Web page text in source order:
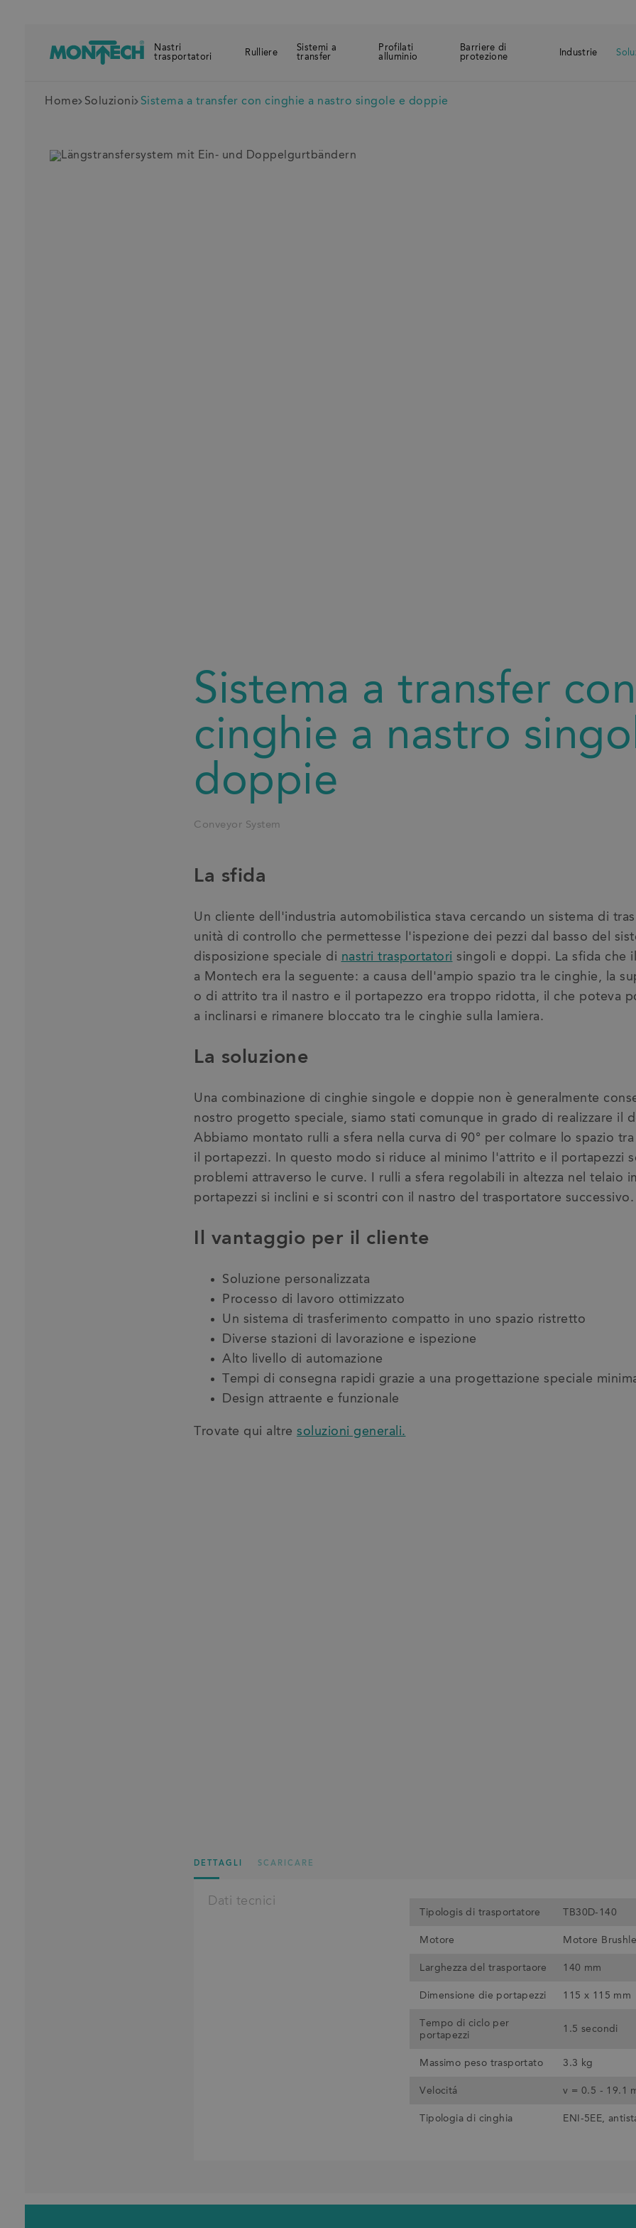
Nastri
trasportatori
Rulliere
Sistemi a
transfer
Profilati
alluminio
Barriere di
protezione
Industrie
Home Soluzioni Sistema a transfer con cinghie a nastro singole e doppie
Sistema a transfer con
cinghie a nastro
doppie
Conveyor System
La sfida
Un cliente dell'industria automobilistica stava cercando un sistema di
unità di controllo che permettesse l'ispezione dei pezzi dal basso del
disposizione speciale di nastri trasportatori singoli e doppi. La sfida che
a Montech era la seguente: a causa dell'ampio spazio tra le cinghie, la
o di attrito tra il nastro e il portapezzo era troppo ridotta, il che poteva
a inclinarsi e rimanere bloccato tra le cinghie sulla lamiera.
La soluzione
Una combinazione di cinghie singole e doppie non è generalmente
nostro progetto speciale, siamo stati comunque in grado di realizzare il
Abbiamo montato rulli a sfera nella curva di 90° per colmare lo spazio
il portapezzi. In questo modo si riduce al minimo l'attrito e il portapezzi
problemi attraverso le curve. I rulli a sfera regolabili in altezza nel telaio
portapezzi si inclini e si scontri con il nastro del trasportatore successivo.
Il vantaggio per il cliente
Soluzione personalizzata
Processo di lavoro ottimizzato
Un sistema di trasferimento compatto in uno spazio ristretto
Diverse stazioni di lavorazione e ispezione
Alto livello di automazione
Tempi di consegna rapidi grazie a una progettazione speciale
Design attraente e funzionale
Trovate qui altre soluzioni generali.
DETTAGLI SCARICARE
Dati tecnici
Tipologis di trasportatore TB30D-140
Motore Motore
Larghezza del trasportaore 140 mm
Dimensione die portapezzi 115 x 115 mm
Tempo di ciclo per
portapezzi
1.5 secondi
Massimo peso trasportato 3.3 kg
Velocitá v = 0.5 - 19.1
Tipologia di cinghia ENI-5EE,